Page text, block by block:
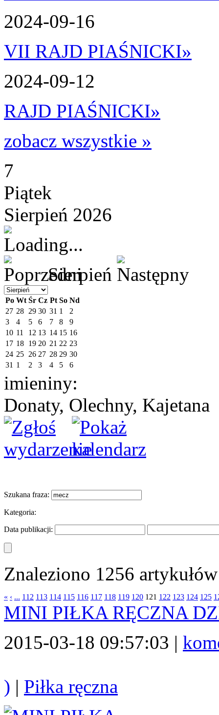
2024-09-16
VII RAJD PIAŚNICKI»
2024-09-12
RAJD PIAŚNICKI»
zobacz wszystkie »
7
Piątek
Sierpień 2026
Sierpień
Po Wt Śr Cz Pt So Nd
27 28 29 30 31 1
2
3
4 5 6 7 8
9
10 11 12 13 14 15 16
17 18 19 20 21 22 23
24 25 26 27 28 29 30
31 1 2 3 4 5 6
imieniny:
Donaty, Olechny, Kajetana
Szukana fraza:
Kategoria:
Data publikacji:
Znaleziono 1256
« ‹ ... 112 113 114 115 116 117 118 119 120 121 122 123 124 125
MINI PIŁKA RĘCZNA
2015-03-18 09:57:03 |
) | Piłka ręczna